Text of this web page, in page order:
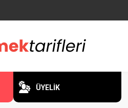
ÜYELİK